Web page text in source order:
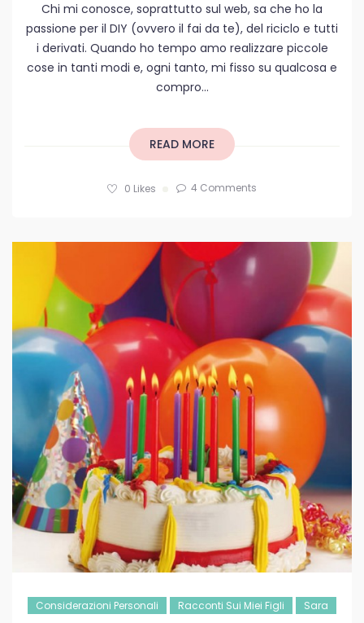
Chi mi conosce, soprattutto sul web, sa che ho la
passione per il DIY (ovvero il fai da te), del riciclo e tutti
i derivati. Quando ho tempo amo realizzare piccole
cose in tanti modi e, ogni tanto, mi fisso su qualcosa e
compro...
READ MORE
0 Likes 4 Comments
Considerazioni Personali Racconti Sui Miei Figli Sara